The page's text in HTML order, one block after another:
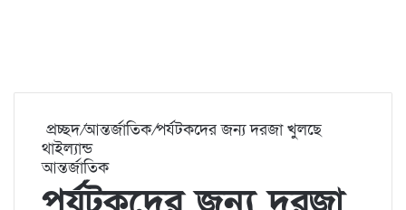
প্রচ্ছদ/আন্তর্জাতিক/পর্যটকদের জন্য দরজা খুলছে
থাইল্যান্ড
আন্তর্জাতিক